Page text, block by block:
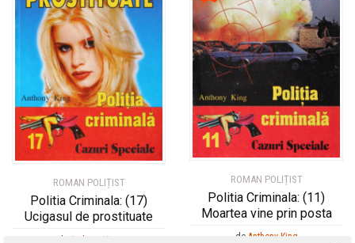
ROMAN POLIȚIST
Politia Criminala: (17)
Ucigasul de prostituate
de Anthony King
ROMAN POLIȚIST
Politia Criminala: (11)
Moartea vine prin posta
de Anthony King